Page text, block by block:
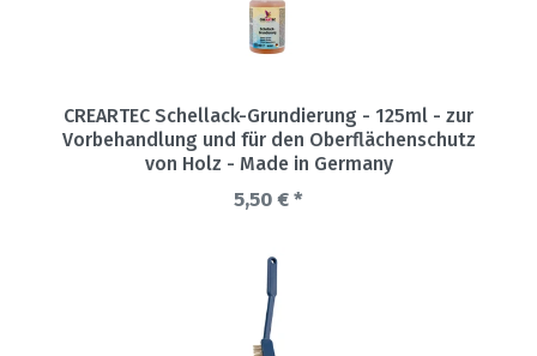
CREARTEC Schellack-Grundierung - 125ml - zur
Vorbehandlung und für den Oberflächenschutz
von Holz - Made in Germany
5,50 € *